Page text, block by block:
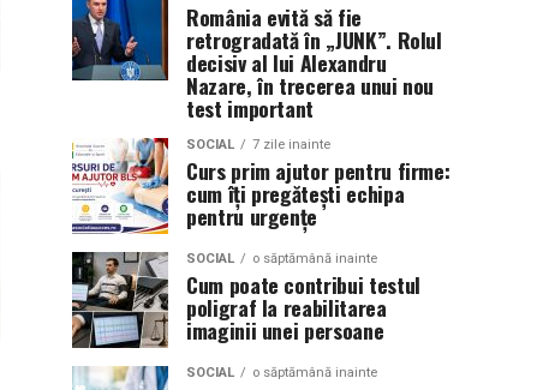
România evită să fie
retrogradată în „JUNK”. Rolul
decisiv al lui Alexandru
Nazare, în trecerea unui nou
test important
SOCIAL 7 zile inainte
Curs prim ajutor pentru firme:
cum îți pregătești echipa
pentru urgențe
SOCIAL o săptămână inainte
Cum poate contribui testul
poligraf la reabilitarea
imaginii unei persoane
SOCIAL o săptămână inainte